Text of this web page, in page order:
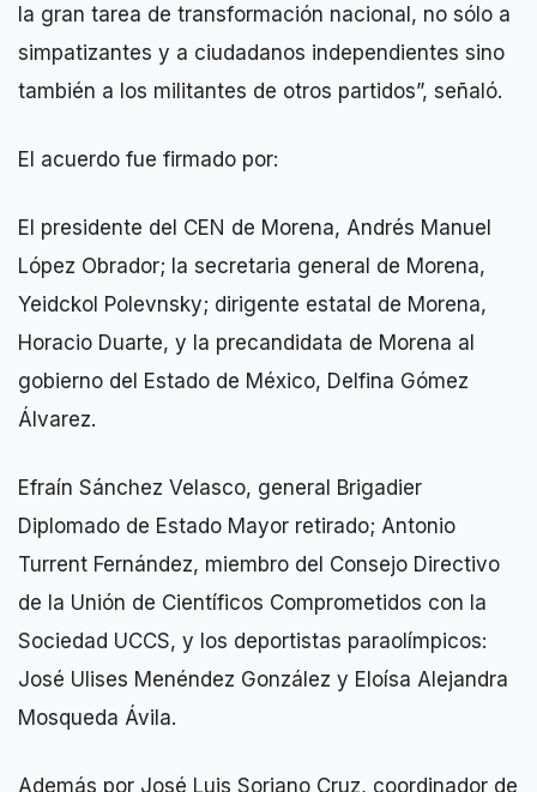
la gran tarea de transformación nacional, no sólo a
simpatizantes y a ciudadanos independientes sino
también a los militantes de otros partidos”, señaló.
El acuerdo fue firmado por:
El presidente del CEN de Morena, Andrés Manuel
López Obrador; la secretaria general de Morena,
Yeidckol Polevnsky; dirigente estatal de Morena,
Horacio Duarte, y la precandidata de Morena al
gobierno del Estado de México, Delfina Gómez
Álvarez.
Efraín Sánchez Velasco, general Brigadier
Diplomado de Estado Mayor retirado; Antonio
Turrent Fernández, miembro del Consejo Directivo
de la Unión de Científicos Comprometidos con la
Sociedad UCCS, y los deportistas paraolímpicos:
José Ulises Menéndez González y Eloísa Alejandra
Mosqueda Ávila.
Además por José Luis Soriano Cruz, coordinador de